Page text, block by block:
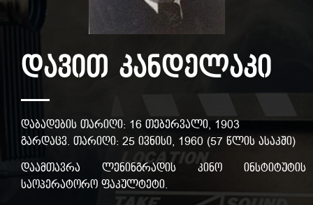
დავით კანდელაკი
დაბადების თარიღი: 16 თებერვალი, 1903
გარდაცვ. თარიღი: 25 ივნისი, 1960 (57 წლის ასაკში)
დაამთავრა ლენინგრადის კინო ინსტიტუტის
საოპერატორო ფაკულტეტი.